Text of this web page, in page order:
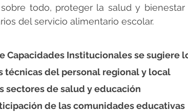
todo, proteger la salud y bienestar
del servicio alimentario escolar.
Capacidades Institucionales se sugiere
técnicas del personal regional y local
sectores de salud y educación
de las comunidades educativas